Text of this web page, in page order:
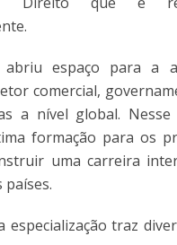
abriu espaço para a
comercial,
a nível global.
formação para os
uma carreira
especialização traz